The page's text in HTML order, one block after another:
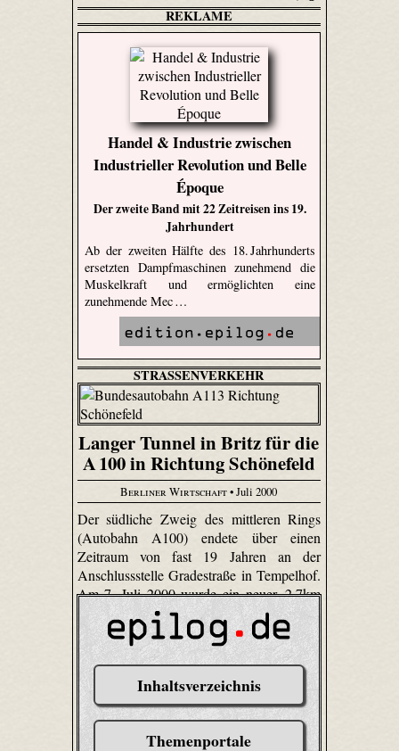
REKLAME
Handel & Industrie zwischen
Industrieller Revolution und Belle
Époque
Der zweite Band mit 22 Zeitreisen ins 19.
Jahrhundert
Ab der zweiten Hälfte des 18. Jahrhunderts
ersetzten Dampfmaschinen zunehmend die
Muskelkraft und ermöglichten eine
zunehmende Mec …
STRASSENVERKEHR
Langer Tunnel in Britz für die
A 100 in Richtung Schönefeld
Berliner Wirtschaft• Juli 2000
Der südliche Zweig des mittleren Rings
(Autobahn A100) endete über einen
Zeitraum von fast 19 Jahren an der
Anschlussstelle Gradestraße in Tempelhof.
Am 7. Juli 2000 wurde ein neuer, 2,7km
langer Abschnitt des mittleren Rings dem
Verkehr übergeben, der die Autobahn bis
zur Buschkrugallee in Neukölln verlängert.
Inhaltsverzeichnis
Themenportale